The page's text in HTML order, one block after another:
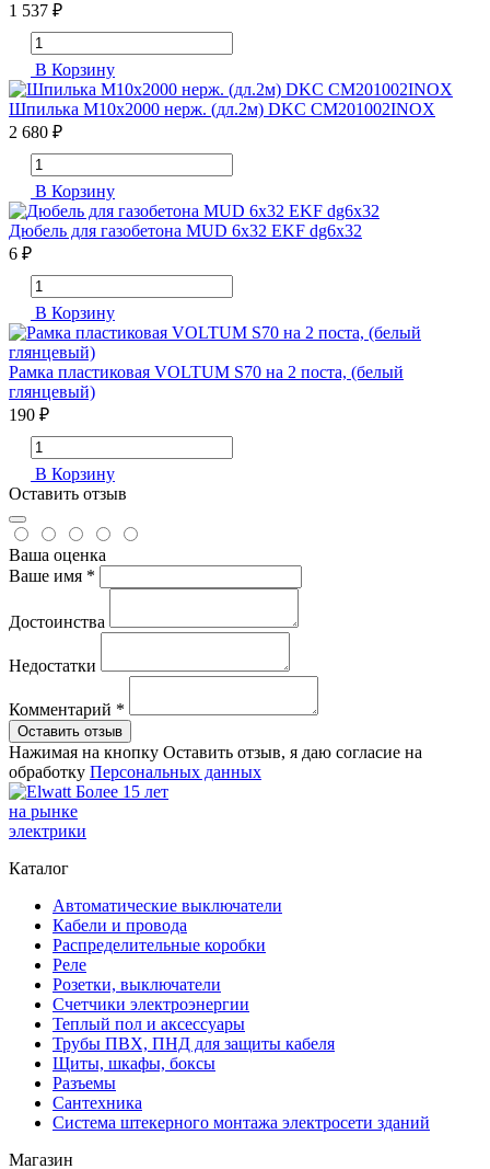
1 537 ₽
В Корзину
Шпилька М10х2000 нерж. (дл.2м) DKC CM201002INOX
2 680 ₽
В Корзину
Дюбель для газобетона MUD 6x32 EKF dg6x32
6 ₽
В Корзину
Рамка пластиковая VOLTUM S70 на 2 поста, (белый
глянцевый)
190 ₽
В Корзину
Оставить отзыв
Ваша оценка
Ваше имя *
Достоинства
Недостатки
Комментарий *
Оставить отзыв
Нажимая на кнопку Оставить отзыв, я даю согласие на
обработку Персональных данных
Более 15 лет
на рынке
электрики
Каталог
Автоматические выключатели
Кабели и провода
Распределительные коробки
Реле
Розетки, выключатели
Счетчики электроэнергии
Теплый пол и аксессуары
Трубы ПВХ, ПНД для защиты кабеля
Щиты, шкафы, боксы
Разъемы
Сантехника
Система штекерного монтажа электросети зданий
Магазин